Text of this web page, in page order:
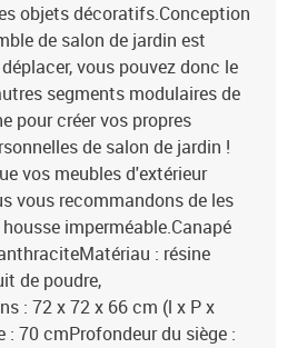
objets décoratifs.Conception
de salon de jardin est
vous pouvez donc le
segments modulaires de
pour créer vos propres
de salon de jardin !
vos meubles d'extérieur
vous recommandons de les
imperméable.Canapé
: résine
de poudre,
: 72 x 72 x 66 cm (l x P x
: 70 cmProfondeur du siège :